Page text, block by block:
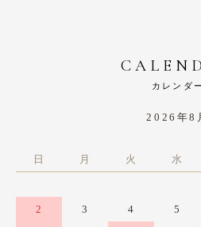
カレンダー
2026年8
日 月 火 水
2 3 4 5